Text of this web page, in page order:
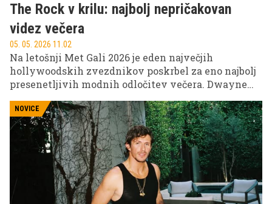
The Rock v krilu: najbolj nepričakovan
videz večera
05. 05. 2026 11.02
Na letošnji Met Gali 2026 je eden največjih
hollywoodskih zvezdnikov poskrbel za eno najbolj
presenetljivih modnih odločitev večera. Dwayne
Johnson, znan tudi kot The Rock, se je na rdeči
preprogi pojavil v posebni kombinaciji smokinga in
krila, kar je takoj pritegnilo ogromno pozornosti
svetovnih medijev.
NOVICE